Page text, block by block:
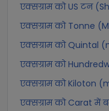
एक्सग्राम को US टन
एक्सग्राम को Tonne
एक्सग्राम को Quintal
एक्सग्राम को
एक्सग्राम को Kiloton
एक्सग्राम को Carat में